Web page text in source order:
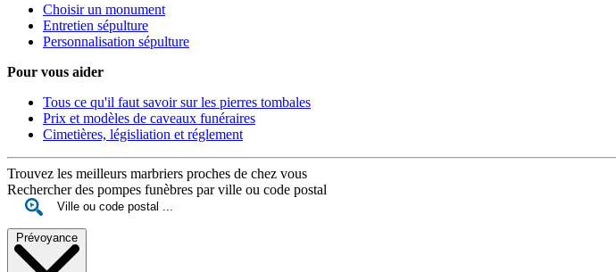
Choisir un monument
Entretien sépulture
Personnalisation sépulture
Pour vous aider
Tous ce qu'il faut savoir sur les pierres tombales
Prix et modèles de caveaux funéraires
Cimetières, législiation et réglement
Trouvez les meilleurs marbriers proches de chez vous
Rechercher des pompes funèbres par ville ou code postal
Prévoyance